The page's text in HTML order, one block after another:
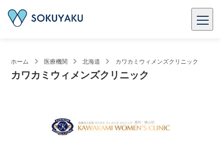
ホーム 医療機関 北海道 カワカミウィメンズクリニック
カワカミウィメンズクリニック